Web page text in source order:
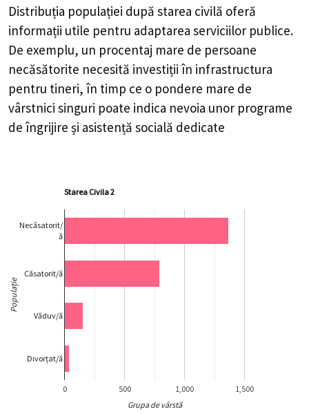
Distribuția populației după starea civilă oferă
informații utile pentru adaptarea serviciilor publice.
De exemplu, un procentaj mare de persoane
necăsătorite necesită investiții în infrastructura
pentru tineri, în timp ce o pondere mare de
vârstnici singuri poate indica nevoia unor programe
de îngrijire și asistență socială dedicate
Starea Civila 2
0 500 1,000 1,500
Necăsatorit/
ă
Căsatorit/ă
Văduv/ă
Divorțat/ă
Grupa de vârstă
Populație